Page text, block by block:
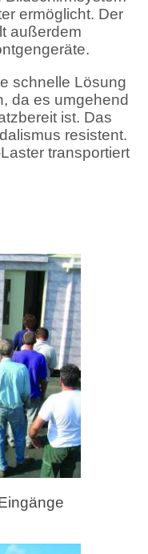
ermöglicht. Der
außerdem
schnelle Lösung
da es umgehend
ist. Das
resistent.
transportiert